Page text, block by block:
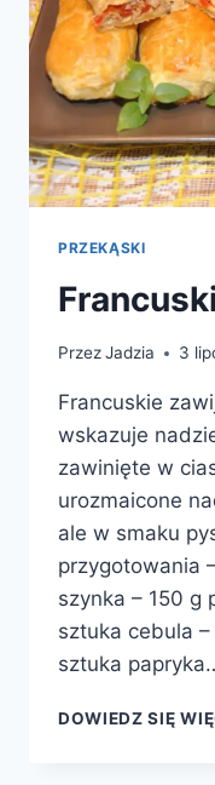
PRZEKĄSKI
PrzezJadzia 3
Francuskie
wskazuje
zawinięte w
urozmaicone
ale w smaku
przygotowania
szynka – 150 g
sztuka cebula
sztuka
DOWIEDZ SIĘ